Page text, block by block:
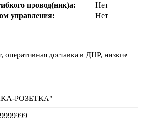
провод(ник)а:
Нет
управления:
Нет
оперативная доставка в ДНР, низкие
РОЗЕТКА"